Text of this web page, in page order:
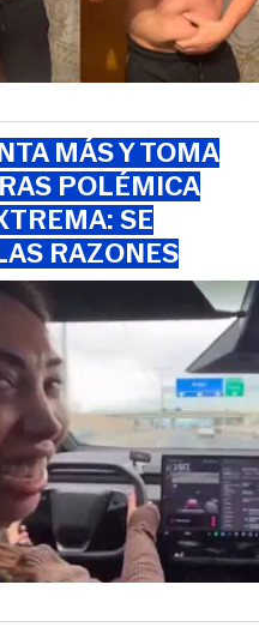
MÁS Y TOMA
POLÉMICA
SE
RAZONES